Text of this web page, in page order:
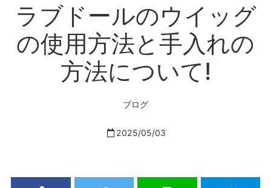
ラブドールのウイッグ
の使用方法と手入れの
方法について!
ブログ
2025/05/03